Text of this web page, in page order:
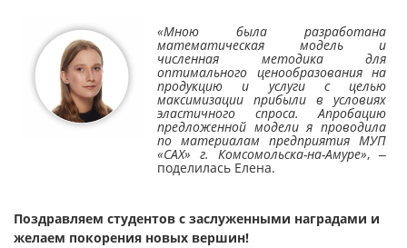
«Мною была разработана
математическая модель и
численная методика для
оптимального ценообразования на
продукцию и услуги с целью
максимизации прибыли в условиях
эластичного спроса. Апробацию
предложенной модели я проводила
по материалам предприятия МУП
«САХ» г. Комсомольска-на-Амуре», ‒
поделилась Елена.
Поздравляем студентов с заслуженными наградами и
желаем покорения новых вершин!